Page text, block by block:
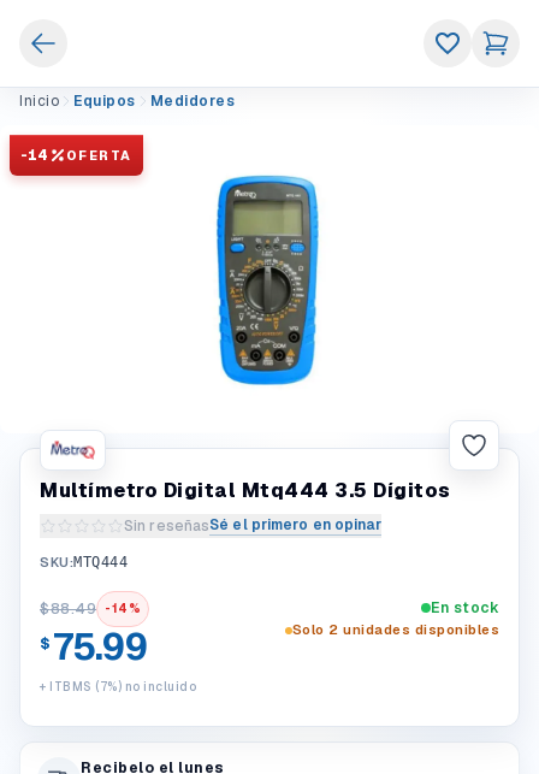
Inicio Equipos Medidores
-14 OFERTA
Multímetro Digital Mtq444 3.5 Dígitos
Sin reseñasSé el primero en opinar
Escribir una reseña del producto
SKU:MTQ444
$88.49 -14 %
$ 75.99
+ ITBMS (7%) no incluido
En stock
Solo 2 unidades disponibles
Recibelo el lunes